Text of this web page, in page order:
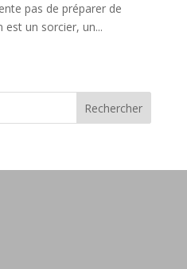
pas de préparer de
est un sorcier, un...